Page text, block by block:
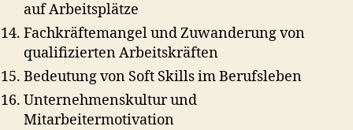
auf Arbeitsplätze
Fachkräftemangel und Zuwanderung von
qualifizierten Arbeitskräften
Bedeutung von Soft Skills im Berufsleben
Unternehmenskultur und
Mitarbeitermotivation